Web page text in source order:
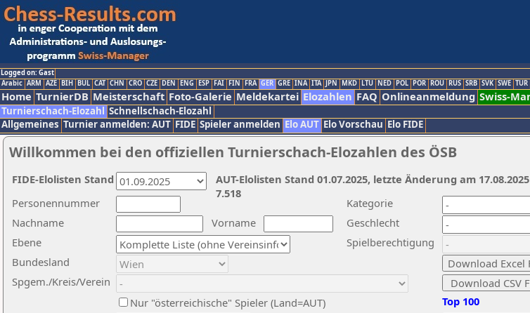
Logged on: Gast
Arabic ARM AZE BIH BUL CAT CHN CRO CZE DEN ENG ESP FAI FIN FRA GER GRE INA ITA JPN MKD LTU NED POL POR ROU RUS SRB SVK SWE TUR
Home TurnierDB Meisterschaft Foto-Galerie Meldekartei Elozahlen FAQ Onlineanmeldung Swiss-
Turnierschach-Elozahl Schnellschach-Elozahl
Allgemeines Turnier anmelden: AUT FIDE Spieler anmelden Elo AUT Elo Vorschau Elo FIDE
Willkommen bei den offiziellen Turnierschach-Elozahlen des ÖSB
Nachname
Vorname
Ebene
Kategorie
Personennummer
Bundesland
Spgem./Kreis/Verein
Geschlecht
Nur "österreichische" Spieler (Land=AUT)
Spielberechtigung
Top 100
AUT-Elolisten Stand 01.07.2025, letzte Änderung am
7.518
FIDE-Elolisten Stand